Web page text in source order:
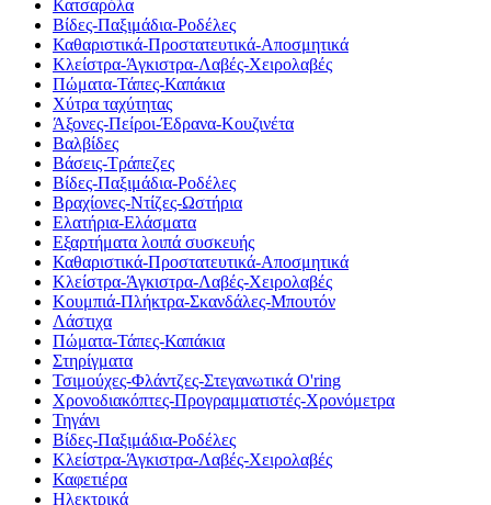
Κατσαρόλα
Βίδες-Παξιμάδια-Ροδέλες
Καθαριστικά-Προστατευτικά-Αποσμητικά
Κλείστρα-Άγκιστρα-Λαβές-Χειρολαβές
Πώματα-Τάπες-Καπάκια
Χύτρα ταχύτητας
Άξονες-Πείροι-Έδρανα-Κουζινέτα
Βαλβίδες
Βάσεις-Τράπεζες
Βίδες-Παξιμάδια-Ροδέλες
Βραχίονες-Ντίζες-Ωστήρια
Ελατήρια-Ελάσματα
Εξαρτήματα λοιπά συσκευής
Καθαριστικά-Προστατευτικά-Αποσμητικά
Κλείστρα-Άγκιστρα-Λαβές-Χειρολαβές
Κουμπιά-Πλήκτρα-Σκανδάλες-Μπουτόν
Λάστιχα
Πώματα-Τάπες-Καπάκια
Στηρίγματα
Τσιμούχες-Φλάντζες-Στεγανωτικά O'ring
Χρονοδιακόπτες-Προγραμματιστές-Χρονόμετρα
Τηγάνι
Βίδες-Παξιμάδια-Ροδέλες
Κλείστρα-Άγκιστρα-Λαβές-Χειρολαβές
Καφετιέρα
Ηλεκτρικά